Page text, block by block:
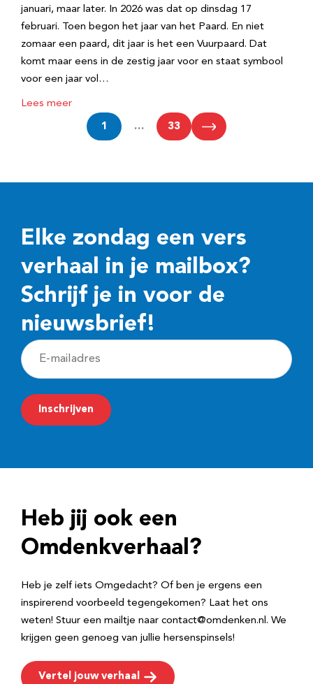
januari, maar later. In 2026 was dat op dinsdag 17
februari. Toen begon het jaar van het Paard. En niet
zomaar een paard, dit jaar is het een Vuurpaard. Dat
komt maar eens in de zestig jaar voor en staat symbool
voor een jaar vol…
Lees meer
1 … 33
Elke zondag een vers
verhaal in je mailbox?
Schrijf je in voor de
nieuwsbrief!
E
-
m
a
r
e
Inschrijven
Heb jij ook een
Omdenkverhaal?
Heb je zelf iets Omgedacht? Of ben je ergens een
inspirerend voorbeeld tegengekomen? Laat het ons
weten! Stuur een mailtje naar contact@omdenken.nl. We
krijgen geen genoeg van jullie hersenspinsels!
Vertel jouw verhaal